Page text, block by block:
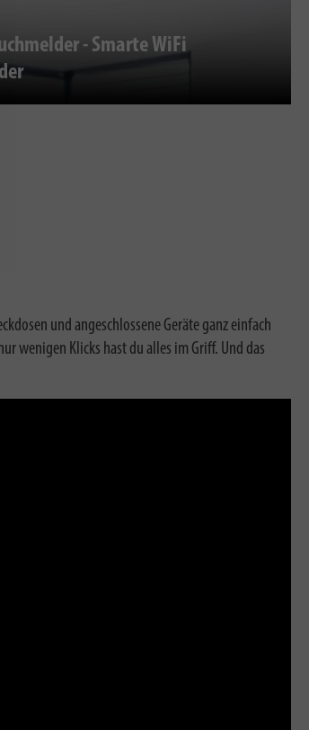
- Smarte WiFi
und angeschlossene Geräte ganz einfach
wenigen Klicks hast du alles im Griff. Und das